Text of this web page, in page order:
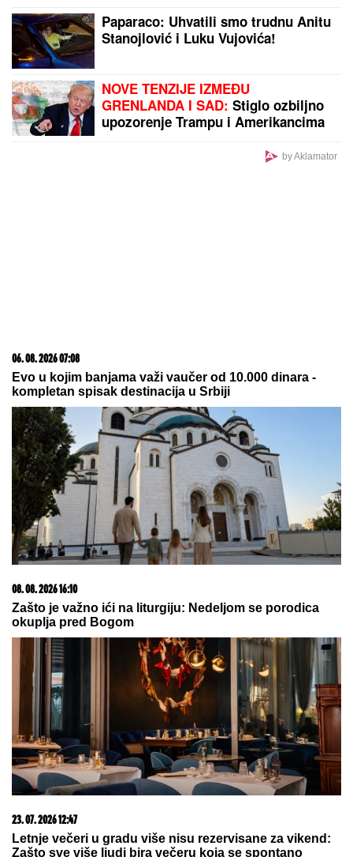
DETONACIJA NA MALOM KALEMEGDANU!
u transu - Zvezda dovela igrača Real Madrida!
STRAVIČNA NESREĆA KOD JASENOVIKA!
se da ima TEŠKO POVREĐENIH, sve vrvi od policije
i Hitne pomoći (FOTO)
Konobari u Baru presvisnuli od
muke kada su videli KOLIKI BAKŠIŠ
su dobili na račun od 80 evra! A svi
gledaju koliko košta GURMANSKA
PLJESKAVICA - i evo kako
komentarišu NAPOJNICU
oseća nakon venčanja: "Zaljubljena
sam", tu su njegovi roditelji i sestra
(VIDEO)